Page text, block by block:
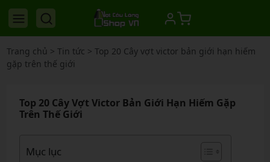
Trang chủ > Tin tức > Top 20 Cây vợt victor bản giới hạn hiếm
gặp trên thế giới
Top 20 Cây Vợt Victor Bản Giới Hạn Hiếm Gặp
Trên Thế Giới
Mục lục